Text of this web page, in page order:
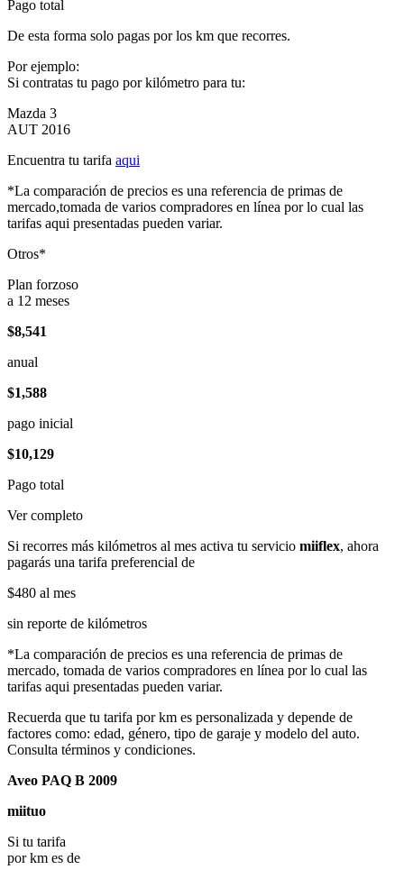
Pago total
De esta forma solo pagas por los km que recorres.
Por ejemplo:
Si contratas tu pago por kilómetro para tu:
Mazda 3
AUT 2016
Encuentra tu tarifa aqui
*La comparación de precios es una referencia de primas de
mercado,tomada de varios compradores en línea por lo cual las
tarifas aqui presentadas pueden variar.
Otros*
Plan forzoso
a 12 meses
$8,541
anual
$1,588
pago inicial
$10,129
Pago total
Ver completo
Si recorres más kilómetros al mes activa tu servicio miiflex, ahora
pagarás una tarifa preferencial de
$480 al mes
sin reporte de kilómetros
*La comparación de precios es una referencia de primas de
mercado, tomada de varios compradores en línea por lo cual las
tarifas aqui presentadas pueden variar.
Recuerda que tu tarifa por km es personalizada y depende de
factores como: edad, género, tipo de garaje y modelo del auto.
Consulta términos y condiciones.
Aveo PAQ B 2009
miituo
Si tu tarifa
por km es de